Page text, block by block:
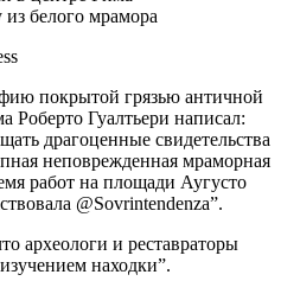
покрытой грязью античной
Роберто Гуалтьери написал:
драгоценные свидетельства
неповрежденная мраморная
работ на площади Аугусто
@Sovrintendenza”.
археологи и реставраторы
находки”.